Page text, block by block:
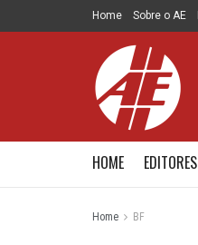
Home Sobre o AE
HOME EDITORES
Home BF